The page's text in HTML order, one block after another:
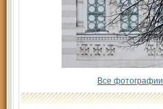
Все фотографии